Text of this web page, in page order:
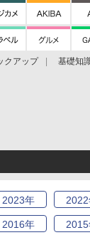
クアップ 基礎知
2023年 2022
2016年 2015